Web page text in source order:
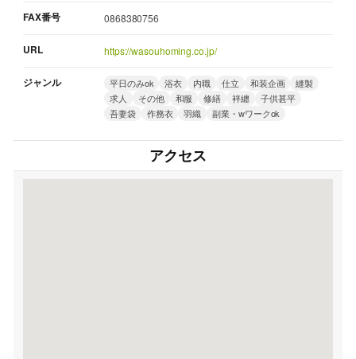
FAX番号 0868380756
URL https://wasouhoming.co.jp/
ジャンル 平日のみok 浴衣 内職 仕立 和装企画
縫製
求人
その他 和服 修繕 袢纏
子供甚平
吾妻袋
作務衣 羽織 副業・wワークok
アクセス